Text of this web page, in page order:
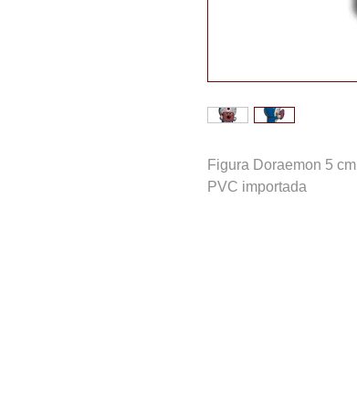
Figura Doraemon 5 cm
PVC importada